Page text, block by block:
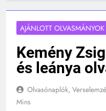
AJÁNLOTT OLVASMÁNYOK
Kemény
és leánya
Olvasónaplók,
Mins